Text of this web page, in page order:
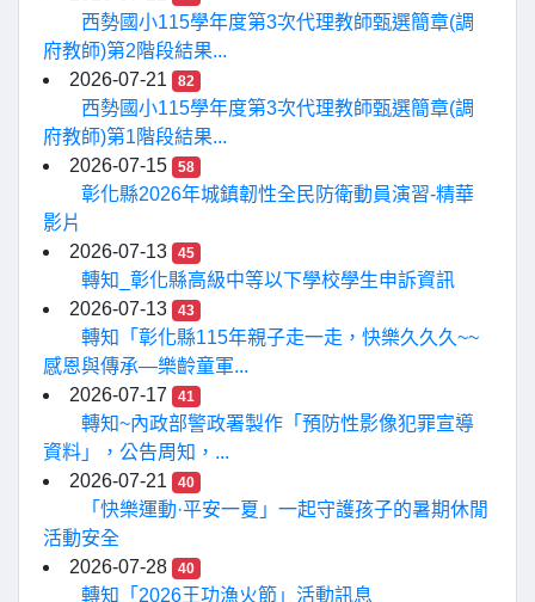
西勢國小115學年度第3次代理教師甄選簡章(調
府教師)第2階段結果...
2026-07-21
82
西勢國小115學年度第3次代理教師甄選簡章(調
府教師)第1階段結果...
2026-07-15
58
彰化縣2026年城鎮韌性全民防衛動員演習-精華
影片
2026-07-13
45
轉知_彰化縣高級中等以下學校學生申訴資訊
2026-07-13
43
轉知「彰化縣115年親子走一走，快樂久久久~~
感恩與傳承—樂齡童軍...
2026-07-17
41
轉知~內政部警政署製作「預防性影像犯罪宣導
資料」，公告周知，...
2026-07-21
40
「快樂運動·平安一夏」一起守護孩子的暑期休閒
活動安全
2026-07-28
40
轉知「2026王功漁火節」活動訊息